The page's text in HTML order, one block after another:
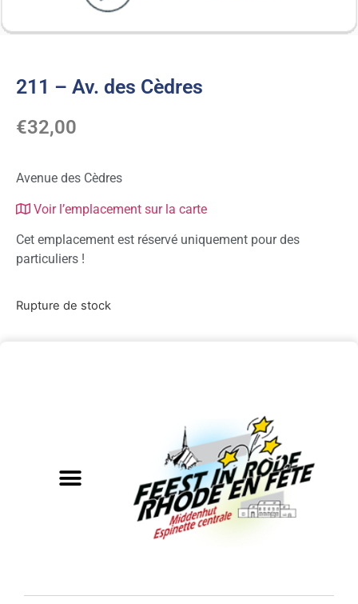
211 – Av. des Cèdres
€32,00
Avenue des Cèdres
Voir l’emplacement sur la carte
Cet emplacement est réservé uniquement pour des
particuliers !
Rupture de stock